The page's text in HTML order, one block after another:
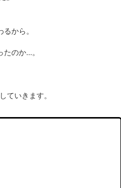
から。
のか...。
ていきます。